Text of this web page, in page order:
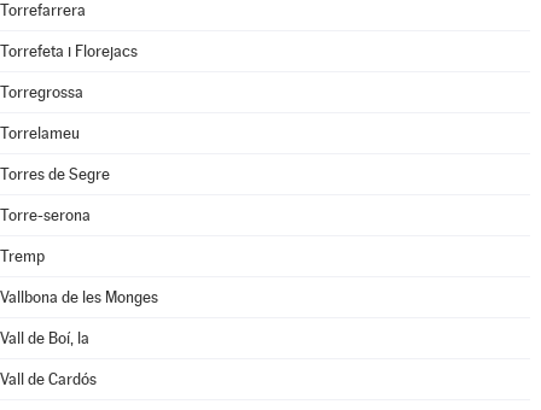
Torrefarrera
Torrefeta i Florejacs
Torregrossa
Torrelameu
Torres de Segre
Torre-serona
Tremp
Vallbona de les Monges
Vall de Boí, la
Vall de Cardós